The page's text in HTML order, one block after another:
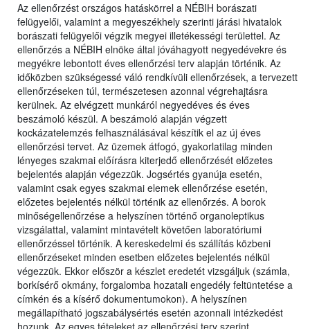
Az ellenőrzést országos hatáskörrel a NÉBIH borászati
felügyelői, valamint a megyeszékhely szerinti járási hivatalok
borászati felügyelői végzik megyei illetékességi területtel. Az
ellenőrzés a NÉBIH elnöke által jóváhagyott negyedévekre és
megyékre lebontott éves ellenőrzési terv alapján történik. Az
időközben szükségessé váló rendkívüli ellenőrzések, a tervezett
ellenőrzéseken túl, természetesen azonnal végrehajtásra
kerülnek. Az elvégzett munkáról negyedéves és éves
beszámoló készül. A beszámoló alapján végzett
kockázatelemzés felhasználásával készítik el az új éves
ellenőrzési tervet. Az üzemek átfogó, gyakorlatilag minden
lényeges szakmai előírásra kiterjedő ellenőrzését előzetes
bejelentés alapján végezzük. Jogsértés gyanúja esetén,
valamint csak egyes szakmai elemek ellenőrzése esetén,
előzetes bejelentés nélkül történik az ellenőrzés. A borok
minőségellenőrzése a helyszínen történő organoleptikus
vizsgálattal, valamint mintavételt követően laboratóriumi
ellenőrzéssel történik. A kereskedelmi és szállítás közbeni
ellenőrzéseket minden esetben előzetes bejelentés nélkül
végezzük. Ekkor először a készlet eredetét vizsgáljuk (számla,
borkísérő okmány, forgalomba hozatali engedély feltüntetése a
címkén és a kísérő dokumentumokon). A helyszínen
megállapítható jogszabálysértés esetén azonnali intézkedést